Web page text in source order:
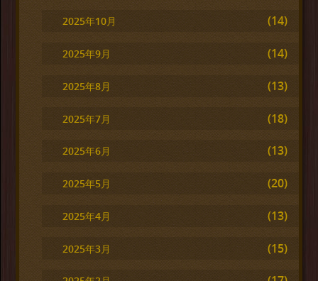
2025年10月 (14)
2025年9月 (14)
2025年8月 (13)
2025年7月 (18)
2025年6月 (13)
2025年5月 (20)
2025年4月 (13)
2025年3月 (15)